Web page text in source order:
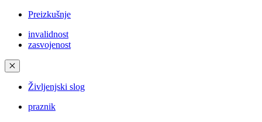
Preizkušnje
invalidnost
zasvojenost
✕
Življenjski slog
praznik